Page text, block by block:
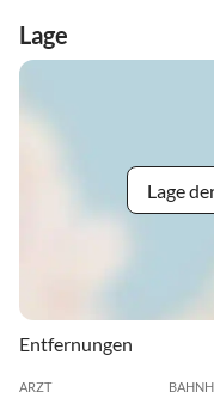
Lage
Lage
Entfernungen
ARZT